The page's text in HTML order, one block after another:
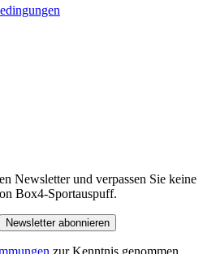
Newsletter und verpassen Sie keine
Box4-Sportauspuff.
Newsletter abonnieren
zur Kenntnis genommen.